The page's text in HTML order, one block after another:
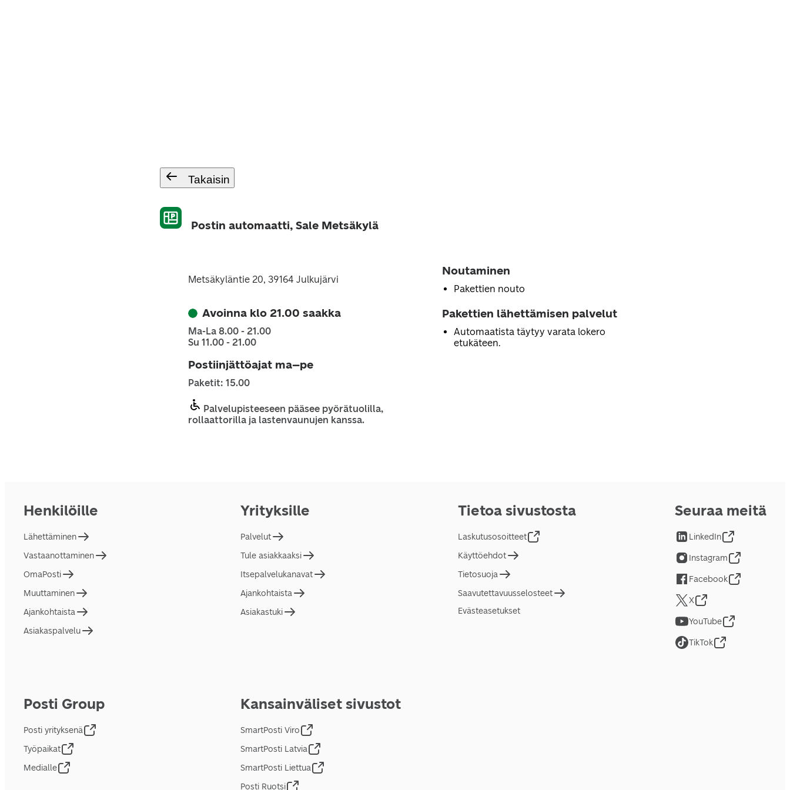
Takaisin
Postin automaatti, Sale Metsäkylä
Metsäkyläntie 20, 39164 Julkujärvi
Avoinna klo 21.00 saakka
Ma-La 8.00 - 21.00
Su 11.00 - 21.00
Postiinjättöajat ma–pe
Paketit: 15.00
Palvelupisteeseen pääsee pyörätuolilla,
rollaattorilla ja lastenvaunujen kanssa.
Noutaminen
Pakettien nouto
Pakettien lähettämisen palvelut
Automaatista täytyy varata lokero
etukäteen.
Henkilöille
Lähettäminen
Vastaanottaminen
OmaPosti
Muuttaminen
Ajankohtaista
Asiakaspalvelu
Yrityksille
Palvelut
Tule asiakkaaksi
Itsepalvelukanavat
Ajankohtaista
Asiakastuki
Tietoa sivustosta
Laskutusosoitteet
Käyttöehdot
Tietosuoja
Saavutettavuusselosteet
Evästeasetukset
Posti Group
Posti yrityksenä
Työpaikat
Medialle
Kansainväliset sivustot
SmartPosti Viro
SmartPosti Latvia
SmartPosti Liettua
Posti Ruotsi
Seuraa meitä
LinkedIn
Instagram
Facebook
X
YouTube
TikTok